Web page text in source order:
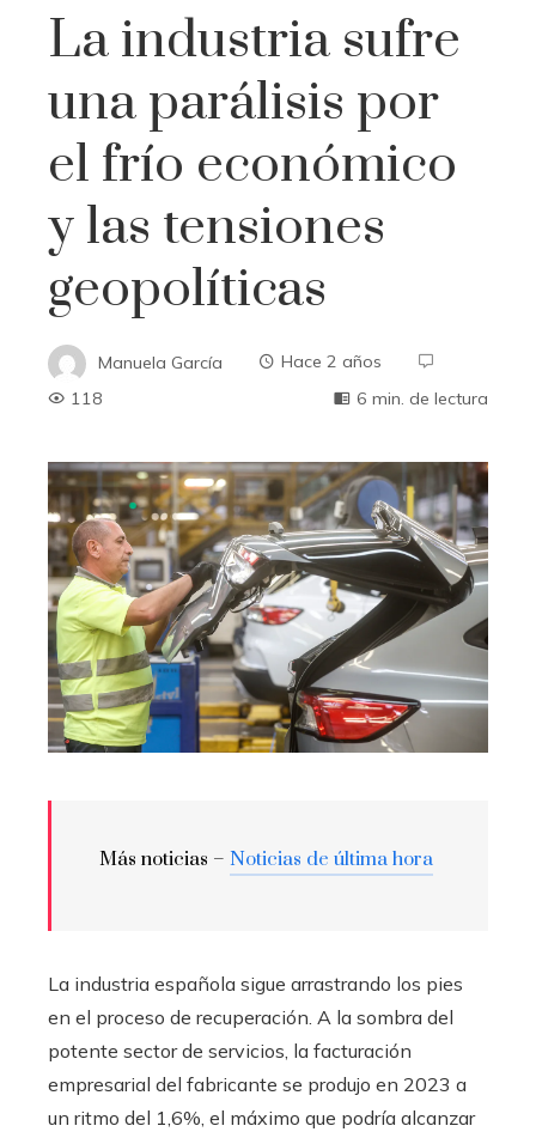
La industria sufre
una parálisis por
el frío económico
y las tensiones
geopolíticas
Manuela García
Hace 2 años
118
6 min. de lectura
Más noticias – Noticias de última hora
La industria española sigue arrastrando los pies
en el proceso de recuperación. A la sombra del
potente sector de servicios, la facturación
empresarial del fabricante se produjo en 2023 a
un ritmo del 1,6%, el máximo que podría alcanzar